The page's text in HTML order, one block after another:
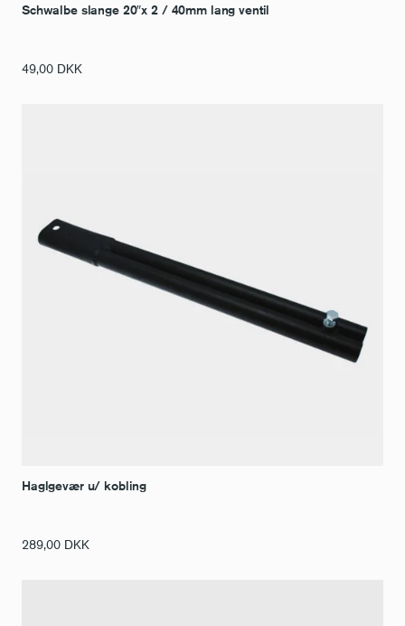
Schwalbe slange 20″x 2 / 40mm lang ventil
49,00 DKK
Haglgevær u/ kobling
289,00 DKK